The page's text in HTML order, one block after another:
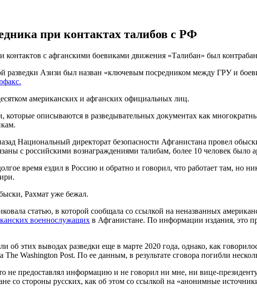
при контактах талибов с РФ
с афганскими боевиками движения «Талибан» был
разведки Азизи был назван «ключевым посредником между ГРУ и
американских и афганских официальных лиц.
которые описываются в разведывательных документах как
Национальный директорат безопасности Афганистана провел
с российскими вознаграждениями талибам, более 10 человек было
время ездил в Россию и обратно и говорил, что работает там, но
Рахмат уже бежал.
статью, в которой сообщала со ссылкой на неназванных
военнослужащих в Афганистане. По информации издания, это
этих выводах разведки еще в марте 2020 года, однако, как
Washington Post. По ее данным, в результате сговора погибли
не предоставлял информацию и не говорил ни мне, ни вице-
со стороны русских, как об этом со ссылкой на «анонимные